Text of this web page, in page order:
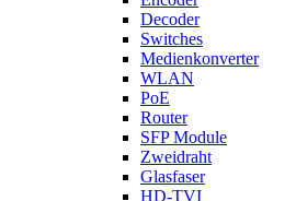
Decoder
Switches
Medienkonverter
WLAN
PoE
Router
SFP Module
Zweidraht
Glasfaser
HD-TVI